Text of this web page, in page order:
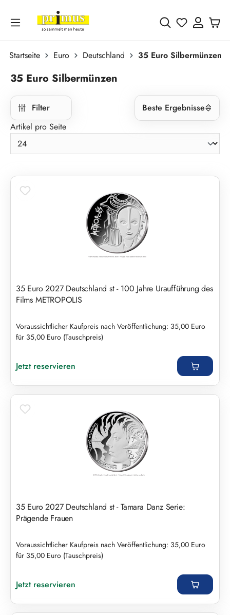
Zum Hauptinhalt springen
Du hast 0
Startseite Euro Deutschland 35 Euro Silbermünzen
35 Euro Silbermünzen
Filter
Beste Ergebnisse
Artikel pro Seite
35 Euro 2027 Deutschland st - 100 Jahre Uraufführung des
Films METROPOLIS
Voraussichtlicher Kaufpreis nach Veröffentlichung: 35,00 Euro
für 35,00 Euro (Tauschpreis)
Jetzt reservieren
35 Euro 2027 Deutschland st - Tamara Danz Serie:
Prägende Frauen
Voraussichtlicher Kaufpreis nach Veröffentlichung: 35,00 Euro
für 35,00 Euro (Tauschpreis)
Jetzt reservieren